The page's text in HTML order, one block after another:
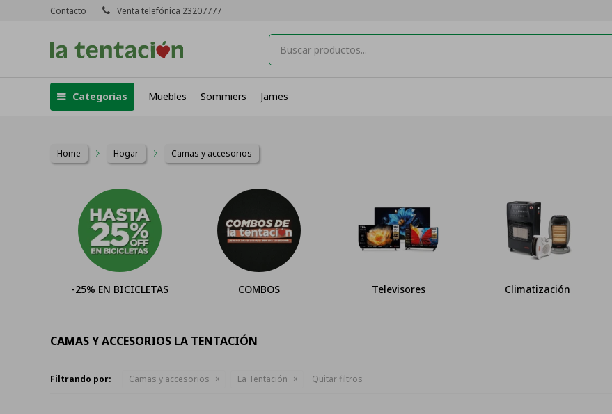
Categorias Muebles Sommiers James
Contacto Venta telefónica 23207777
Home Hogar Camas y accesorios
-25% EN BICICLETAS COMBOS Televisores Climatización
CAMAS Y ACCESORIOS LA TENTACIÓN
Filtrando por: Camas y accesorios La Tentación Quitar filtros